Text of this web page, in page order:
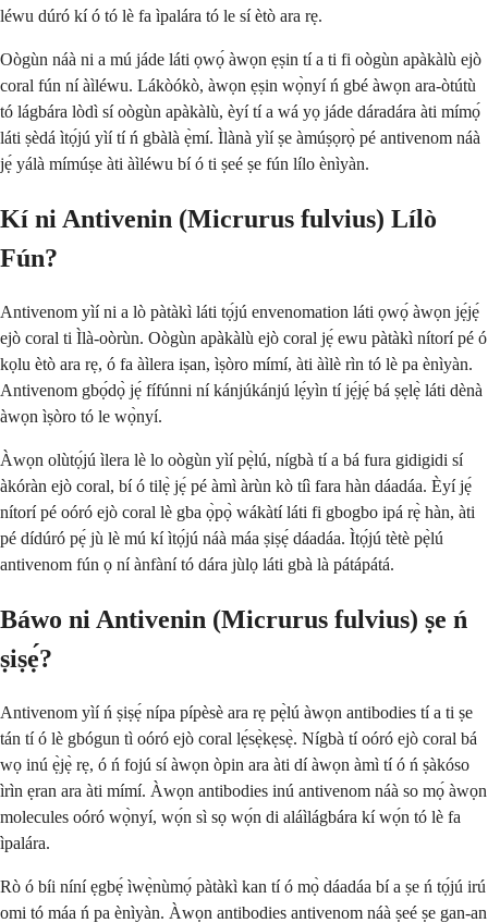
léwu dúró kí ó tó lè fa ìpalára tó le sí ètò ara rẹ.
Oògùn náà ni a mú jáde láti ọwọ́ àwọn ẹṣin tí a ti fi oògùn apàkàlù ejò
coral fún ní àìléwu. Lákòókò, àwọn ẹṣin wọ̀nyí ń gbé àwọn ara-òtútù
tó lágbára lòdì sí oògùn apàkàlù, èyí tí a wá yọ jáde dáradára àti mímọ́
láti ṣèdá ìtọ́jú yìí tí ń gbàlà ẹ̀mí. Ìlànà yìí ṣe àmúṣọrọ̀ pé antivenom náà
jẹ́ yálà mímúṣe àti àìléwu bí ó ti ṣeé ṣe fún lílo ènìyàn.
Kí ni Antivenin (Micrurus fulvius) Lílò
Fún?
Antivenom yìí ni a lò pàtàkì láti tọ́jú envenomation láti ọwọ́ àwọn jẹ́jẹ́
ejò coral ti Ìlà-oòrùn. Oògùn apàkàlù ejò coral jẹ́ ewu pàtàkì nítorí pé ó
kọlu ètò ara rẹ, ó fa àìlera iṣan, ìṣòro mímí, àti àìlè rìn tó lè pa ènìyàn.
Antivenom gbọ́dọ̀ jẹ́ fífúnni ní kánjúkánjú lẹ́yìn tí jẹ́jẹ́ bá ṣẹlẹ̀ láti dènà
àwọn ìṣòro tó le wọ̀nyí.
Àwọn olùtọ́jú ìlera lè lo oògùn yìí pẹ̀lú, nígbà tí a bá fura gidigidi sí
àkóràn ejò coral, bí ó tilẹ̀ jẹ́ pé àmì àrùn kò tíì fara hàn dáadáa. Èyí jẹ́
nítorí pé oóró ejò coral lè gba ọ̀pọ̀ wákàtí láti fi gbogbo ipá rẹ̀ hàn, àti
pé dídúró pẹ́ jù lè mú kí ìtọ́jú náà máa ṣiṣẹ́ dáadáa. Ìtọ́jú tètè pẹ̀lú
antivenom fún ọ ní ànfàní tó dára jùlọ láti gbà là pátápátá.
Báwo ni Antivenin (Micrurus fulvius) ṣe ń
ṣiṣẹ́?
Antivenom yìí ń ṣiṣẹ́ nípa pípèsè ara rẹ pẹ̀lú àwọn antibodies tí a ti ṣe
tán tí ó lè gbógun tì oóró ejò coral lẹ́sẹ̀kẹsẹ̀. Nígbà tí oóró ejò coral bá
wọ inú ẹ̀jẹ̀ rẹ, ó ń fojú sí àwọn òpin ara àti dí àwọn àmì tí ó ń ṣàkóso
ìrìn ẹran ara àti mímí. Àwọn antibodies inú antivenom náà so mọ́ àwọn
molecules oóró wọ̀nyí, wọ́n sì sọ wọ́n di aláìlágbára kí wọ́n tó lè fa
ìpalára.
Rò ó bíi níní ẹgbẹ́ ìwẹ̀nùmọ́ pàtàkì kan tí ó mọ̀ dáadáa bí a ṣe ń tọ́jú irú
omi tó máa ń pa ènìyàn. Àwọn antibodies antivenom náà ṣeé ṣe gan-an